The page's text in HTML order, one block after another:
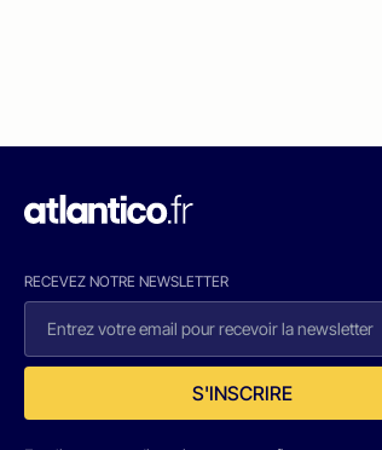
RECEVEZ NOTRE NEWSLETTER
S'INSCRIRE